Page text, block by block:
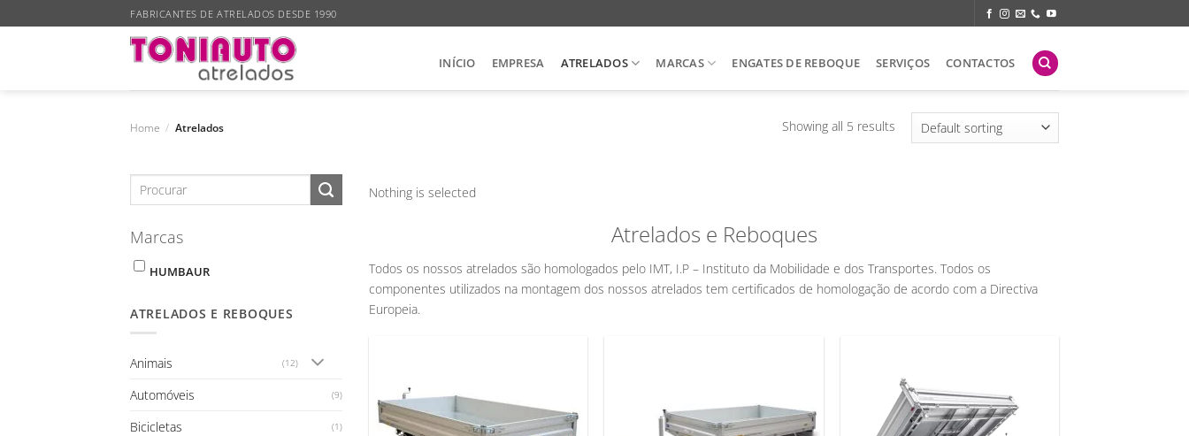
to
FABRICANTES DE ATRELADOS DESDE 1990
INÍCIO EMPRESA ATRELADOS MARCAS ENGATES DE REBOQUE SERVIÇOS CONTACTOS
Home / Atrelados Showing all 5 results
Marcas
HUMBAUR
ATRELADOS E REBOQUES
Animais (12)
Automóveis (9)
Bicicletas (1)
Nothing is selected
Atrelados e Reboques
Todos os nossos atrelados são homologados pelo IMT, I.P – Instituto da Mobilidade e dos Transportes. Todos os
componentes utilizados na montagem dos nossos atrelados tem certificados de homologação de acordo com a Directiva
Europeia.